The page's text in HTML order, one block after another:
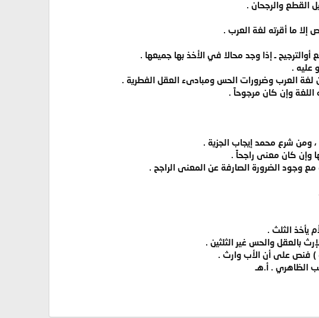
والرجحان .
ما أقرته لغة العرب .
ـ إذا وجد محالا في الأخذ بها جميعها .
.
لغة العرب وضرورات الحس ومبادىء العقل الفطرية .
وإن كان مرجوحاً .
شرع محمد إيجاب الجزية .
وإن كان معنى راجحاً .
وجود الضرورة الصارفة عن المعنى الراجح .
يأخذ الثلث .
بالعقل والحس غير الثلثين .
) فنص على أن الأب وارث .
الظاهري . أ.هـ